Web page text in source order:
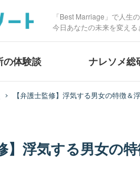
「Best Marriage」で人生
今日あなたの未来を変える
の体験談 ナレソメ総
【弁護士監修】浮気する男女の特徴＆
】浮気する男女の